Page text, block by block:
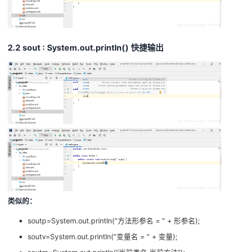
2.2 sout : System.out.println() 快捷输出
类似的：
soutp=System.out.println("方法形参名 = " + 形参名);
soutv=System.out.println("变量名 = " + 变量);